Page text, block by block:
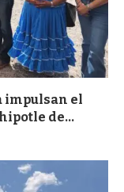
impulsan el
de...